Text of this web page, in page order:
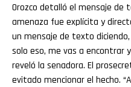
Orozco detalló el mensaje de
amenaza fue explícita y
un mensaje de texto
solo eso, me vas a encontrar
reveló la senadora. El
evitado mencionar el hecho.